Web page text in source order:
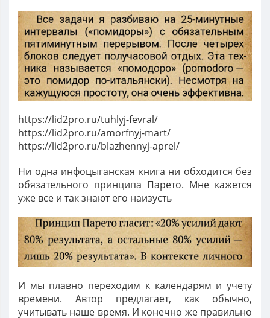
https://lid2pro.ru/tuhlyj-fevral/
https://lid2pro.ru/amorfnyj-mart/
https://lid2pro.ru/blazhennyj-aprel/
Ни одна инфоцыганская книга ни обходится без
обязательного принципа Парето. Мне кажется
уже все и так знают его наизусть
И мы плавно переходим к календарям и учету
времени. Автор предлагает, как обычно,
учитывать наше время. И конечно же правильно